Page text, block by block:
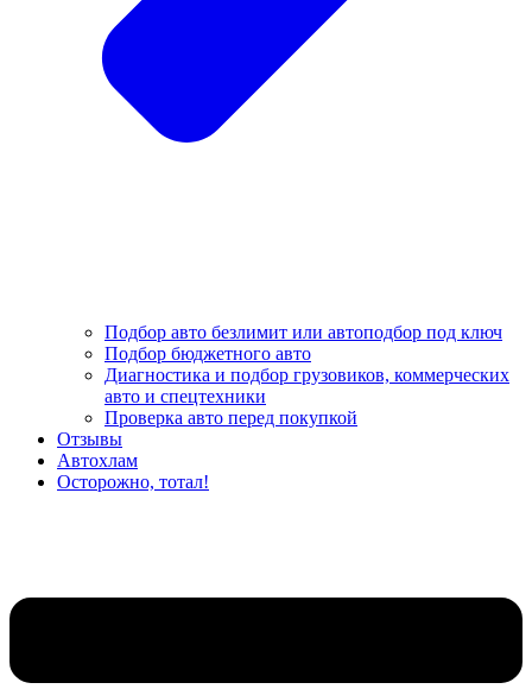
Подбор авто безлимит или автоподбор под ключ
Подбор бюджетного авто
Диагностика и подбор грузовиков, коммерческих
авто и спецтехники
Проверка авто перед покупкой
Отзывы
Автохлам
Осторожно, тотал!